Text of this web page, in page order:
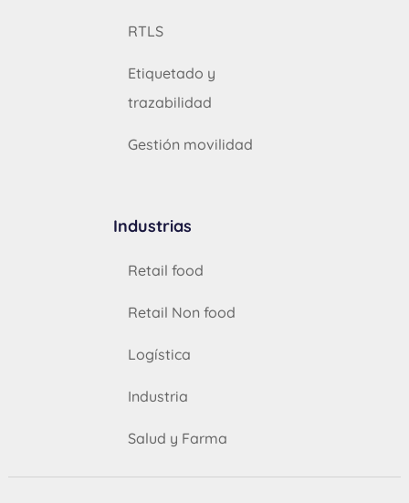
RTLS
Etiquetado y
trazabilidad
Gestión movilidad
Industrias
Retail food
Retail Non food
Logística
Industria
Salud y Farma